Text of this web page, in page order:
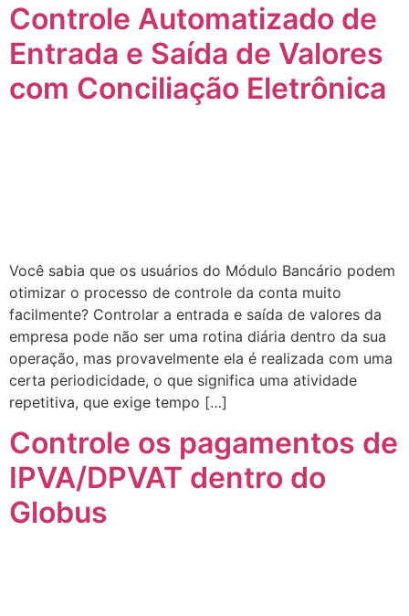
Controle Automatizado de
Entrada e Saída de Valores
com Conciliação Eletrônica
Você sabia que os usuários do Módulo Bancário podem
otimizar o processo de controle da conta muito
facilmente? Controlar a entrada e saída de valores da
empresa pode não ser uma rotina diária dentro da sua
operação, mas provavelmente ela é realizada com uma
certa periodicidade, o que significa uma atividade
repetitiva, que exige tempo […]
Controle os pagamentos de
IPVA/DPVAT dentro do
Globus